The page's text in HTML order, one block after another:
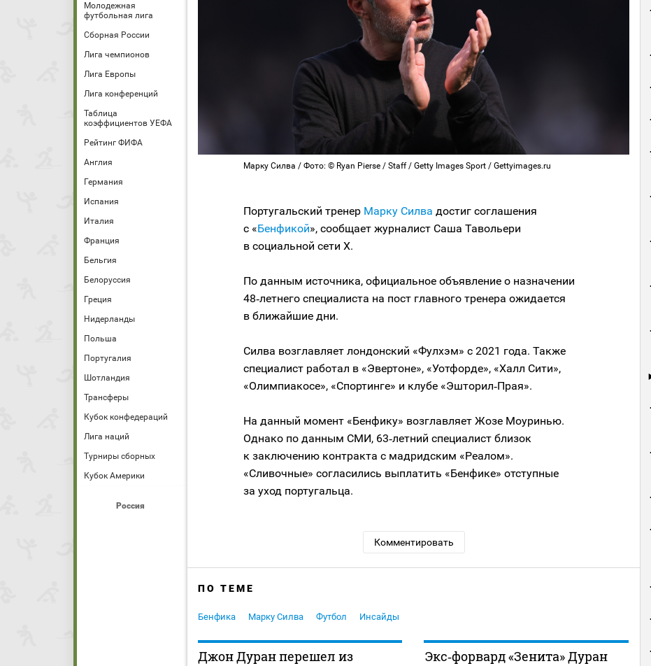
Молодежная
футбольная лига
Сборная России
Лига чемпионов
Лига Европы
Лига конференций
Таблица
коэффициентов УЕФА
Рейтинг ФИФА
Англия
Германия
Испания
Италия
Франция
Бельгия
Белоруссия
Греция
Нидерланды
Польша
Португалия
Шотландия
Трансферы
Кубок конфедераций
Лига наций
Турниры сборных
Кубок Америки
Россия
Марку Силва / Фото: © Ryan Pierse / Staff / Getty Images Sport / Gettyimages.ru
Португальский тренер Марку Силва достиг соглашения
с «Бенфикой», сообщает журналист Саша Тавольери
в социальной сети Х.
По данным источника, официальное объявление о назначении
48‑летнего специалиста на пост главного тренера ожидается
в ближайшие дни.
Силва возглавляет лондонский «Фулхэм» с 2021 года. Также
специалист работал в «Эвертоне», «Уотфорде», «Халл Сити»,
«Олимпиакосе», «Спортинге» и клубе «Эшторил‑Прая».
На данный момент «Бенфику» возглавляет Жозе Моуринью.
Однако по данным СМИ, 63‑летний специалист близок
к заключению контракта с мадридским «Реалом».
«Сливочные» согласились выплатить «Бенфике» отступные
за уход португальца.
Комментировать
ПО ТЕМЕ
Бенфика Марку Силва Футбол Инсайды
Джон Дуран перешел из
Экс‑форвард «Зенита» Дуран